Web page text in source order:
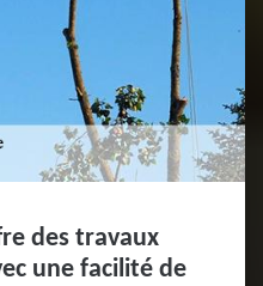
des travaux
une facilité de